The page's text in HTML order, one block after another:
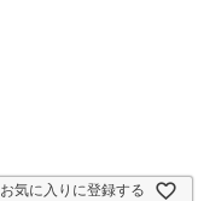
お気に入りに登録する